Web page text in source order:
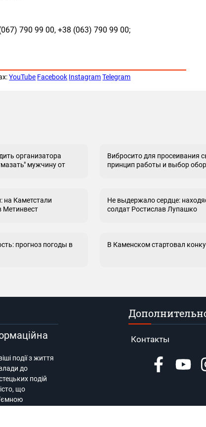
790 99 00, +38 (063) 790 99 00;
YouTube Facebook Instagram Telegram
организатора
мужчину от
Вибросито для просеивания
принцип работы и выбор
на Каметстали
Метинвест
Не выдержало сердце:
солдат Ростислав Лупашко
прогноз погоды в
В Каменском стартовал
події з життя
влади до
подій
що
Контакты